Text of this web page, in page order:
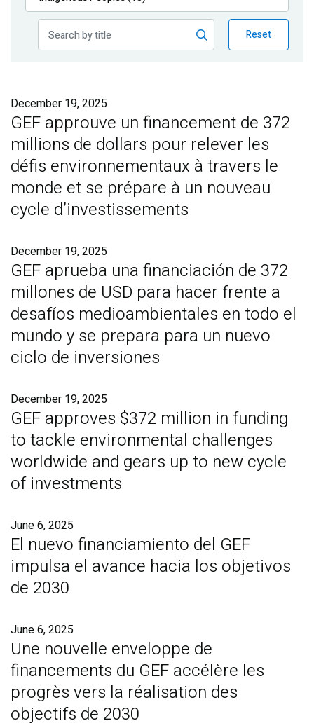
Publications
Reset
December 19, 2025
GEF approuve un financement de 372
millions de dollars pour relever les
défis environnementaux à travers le
monde et se prépare à un nouveau
cycle d’investissements
December 19, 2025
GEF aprueba una financiación de 372
millones de USD para hacer frente a
desafíos medioambientales en todo el
mundo y se prepara para un nuevo
ciclo de inversiones
December 19, 2025
GEF approves $372 million in funding
to tackle environmental challenges
worldwide and gears up to new cycle
of investments
June 6, 2025
El nuevo financiamiento del GEF
impulsa el avance hacia los objetivos
de 2030
June 6, 2025
Une nouvelle enveloppe de
financements du GEF accélère les
progrès vers la réalisation des
objectifs de 2030